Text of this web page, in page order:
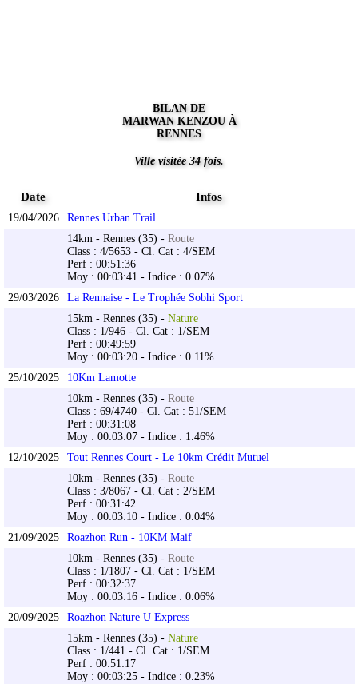
BILAN DE
MARWAN KENZOU À
RENNES
Ville visitée 34 fois.
Date Infos
19/04/2026
Rennes Urban Trail
14km - Rennes (35) - Route
Class : 4/5653 - Cl. Cat : 4/SEM
Perf : 00:51:36
Moy : 00:03:41 - Indice : 0.07%
29/03/2026
La Rennaise - Le Trophée Sobhi Sport
15km - Rennes (35) - Nature
Class : 1/946 - Cl. Cat : 1/SEM
Perf : 00:49:59
Moy : 00:03:20 - Indice : 0.11%
25/10/2025
10Km Lamotte
10km - Rennes (35) - Route
Class : 69/4740 - Cl. Cat : 51/SEM
Perf : 00:31:08
Moy : 00:03:07 - Indice : 1.46%
12/10/2025
Tout Rennes Court - Le 10km Crédit Mutuel
10km - Rennes (35) - Route
Class : 3/8067 - Cl. Cat : 2/SEM
Perf : 00:31:42
Moy : 00:03:10 - Indice : 0.04%
21/09/2025
Roazhon Run - 10KM Maif
10km - Rennes (35) - Route
Class : 1/1807 - Cl. Cat : 1/SEM
Perf : 00:32:37
Moy : 00:03:16 - Indice : 0.06%
20/09/2025
Roazhon Nature U Express
15km - Rennes (35) - Nature
Class : 1/441 - Cl. Cat : 1/SEM
Perf : 00:51:17
Moy : 00:03:25 - Indice : 0.23%